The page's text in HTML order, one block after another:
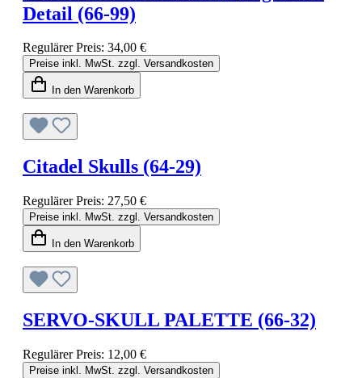
Detail (66-99)
Regulärer Preis: 34,00 €
Preise inkl. MwSt. zzgl. Versandkosten
In den Warenkorb
Citadel Skulls (64-29)
Regulärer Preis: 27,50 €
Preise inkl. MwSt. zzgl. Versandkosten
In den Warenkorb
SERVO-SKULL PALETTE (66-32)
Regulärer Preis: 12,00 €
Preise inkl. MwSt. zzgl. Versandkosten